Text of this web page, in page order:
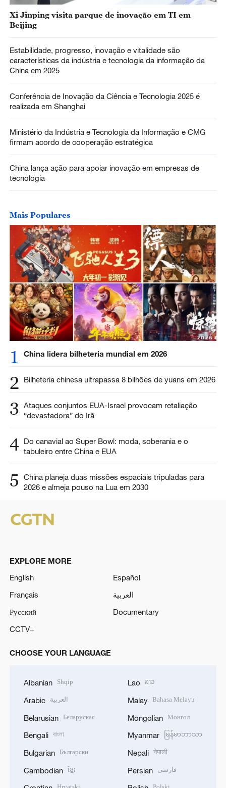
Xi Jinping visita parque de inovação em TI em
Beijing
Estabilidade, progresso, inovação e vitalidade são
características da indústria e tecnologia da informação da
China em 2025
Conferência de Inovação da Ciência e Tecnologia 2025 é
realizada em Shanghai
Ministério da Indústria e Tecnologia da Informação e CMG
firmam acordo de cooperação estratégica
China lança ação para apoiar inovação em empresas de
tecnologia
Mais Populares
1 China lidera bilheteria mundial em 2026
2 Bilheteria chinesa ultrapassa 8 bilhões de yuans em 2026
3 Ataques conjuntos EUA-Israel provocam retaliação
“devastadora” do Irã
4 Do canavial ao Super Bowl: moda, soberania e o
tabuleiro entre China e EUA
5
China planeja duas missões espaciais tripuladas para
2026 e almeja pouso na Lua em 2030
EXPLORE MORE
English
Español
Français
العربية
Русский
Documentary
CCTV+
CHOOSE YOUR LANGUAGE
Albanian Shqip
Arabic العربية
Belarusian Беларуская
Bengali বাংলা
Bulgarian Български
Cambodian ខ្មែរ
Lao ລາວ
Malay Bahasa Melayu
Mongolian Монгол
Myanmar မြန်မာဘာသာ
Nepali नेपाली
Persian فارسی